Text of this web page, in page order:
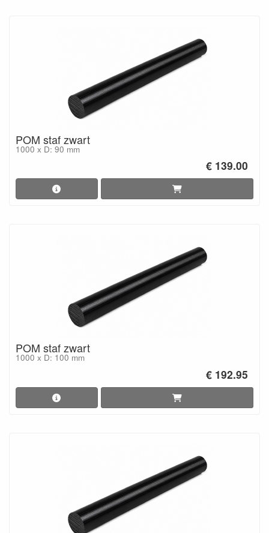
POM staf zwart
1000 x D: 90 mm
€ 139.00
POM staf zwart
1000 x D: 100 mm
€ 192.95